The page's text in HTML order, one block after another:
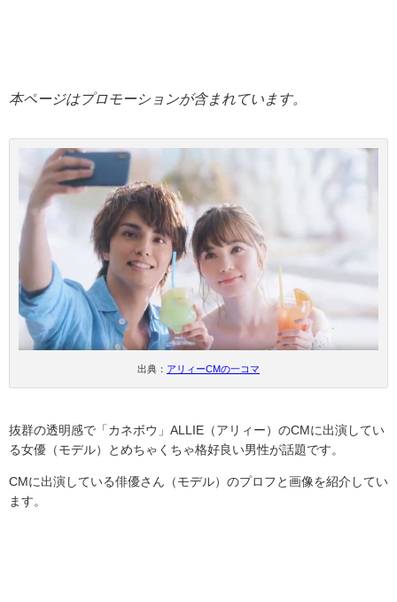
本ページはプロモーションが含まれています。
出典： アリィーCMの一コマ
抜群の透明感で「カネボウ」 ALLIE （アリィー）のCM に出演してい
る女優（モデル）とめちゃくちゃ格好良い男性が話題です。
CM に出演している俳優さん（モデル）のプロフと画像を紹介してい
ます。